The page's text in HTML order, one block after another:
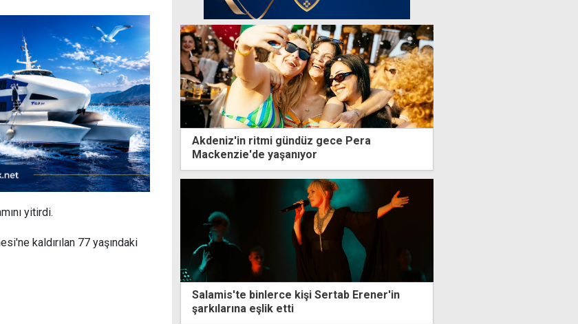
yitirdi.
kaldırılan 77 yaşındaki
Akdeniz'in ritmi gündüz gece Pera
Mackenzie'de yaşanıyor
Salamis'te binlerce kişi Sertab Erener'in
şarkılarına eşlik etti